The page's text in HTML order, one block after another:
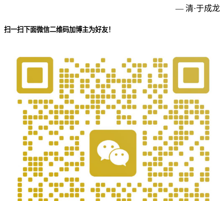
— 清·于成龙
扫一扫下面微信二维码加博主为好友！